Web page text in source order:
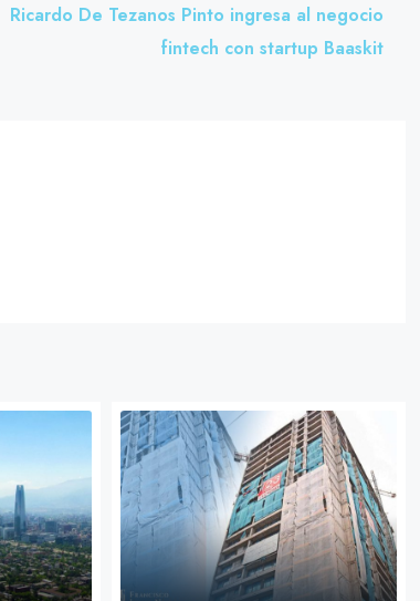
Ricardo De Tezanos Pinto ingresa al negocio
fintech con startup Baaskit